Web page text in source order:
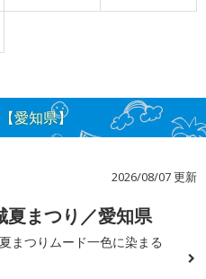
愛知県】
2026/08/07 更新
夏まつり／愛知県
まつりムード一色に染まる